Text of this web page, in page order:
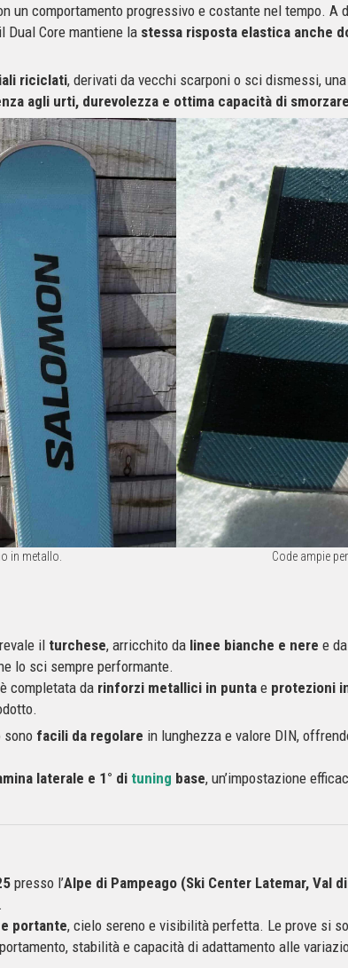
un comportamento progressivo e costante nel tempo.
Dual Core mantiene la stessa risposta elastica anche
riciclati, derivati da vecchi scarponi o sci dismessi,
agli urti, durevolezza e ottima capacità di
in metallo. Code ampie
il turchese, arricchito da linee bianche e nere e da
lo sci sempre performante.
è completata da rinforzi metallici in punta e protezioni
sono facili da regolare in lunghezza e valore DIN,
laterale e 1° di tuning base, un’impostazione
presso l’Alpe di Pampeago (Ski Center Latemar, Val
portante, cielo sereno e visibilità perfetta. Le prove si
stabilità e capacità di adattamento alle